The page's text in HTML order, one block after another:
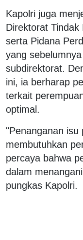
Kapolri juga
Direktorat Tindak
serta Pidana
yang
subdirektorat.
ini, ia berharap
terkait
optimal.
"Penanganan isu
membutuhkan
percaya bahwa
dalam
pungkas Kapolri.